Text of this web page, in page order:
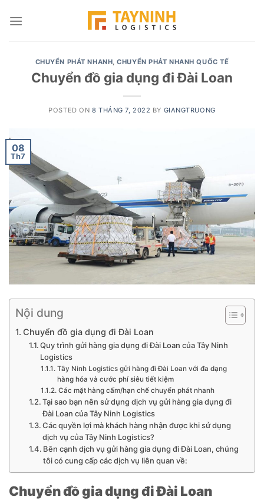
CHUYỂN PHÁT NHANH,CHUYỂN PHÁT NHANH QUỐC TẾ
Chuyển đồ gia dụng đi Đài Loan
POSTED ON 8 THÁNG 7, 2022 BY GIANGTRUONG
08
Th7
Nội dung
Chuyển đồ gia dụng đi Đài Loan
Quy trình gửi hàng gia dụng đi Đài Loan của Tây Ninh
Logistics
Tây Ninh Logistics gửi hàng đi Đài Loan với đa dạng
hàng hóa và cước phí siêu tiết kiệm
Các mặt hàng cấm/hạn chế chuyển phát nhanh
Tại sao bạn nên sử dụng dịch vụ gửi hàng gia dụng đi
Đài Loan của Tây Ninh Logistics
Các quyền lợi mà khách hàng nhận được khi sử dụng
dịch vụ của Tây Ninh Logistics?
Bên cạnh dịch vụ gửi hàng gia dụng đi Đài Loan, chúng
tôi có cung cấp các dịch vụ liên quan về:
Chuyển đồ gia dụng đi Đài Loan